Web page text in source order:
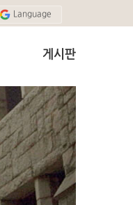
Language
게시판